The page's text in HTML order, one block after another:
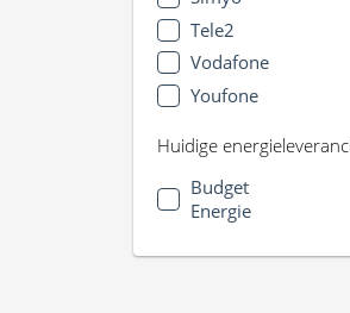
Tele2
Vodafone
Youfone
Huidige
Budget
Energie